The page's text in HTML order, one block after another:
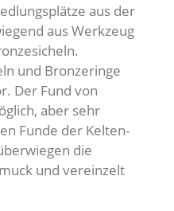
aus der
aus Werkzeug
und Bronzeringe
Der Fund von
aber sehr
Funde der Kelten-
die
und vereinzelt